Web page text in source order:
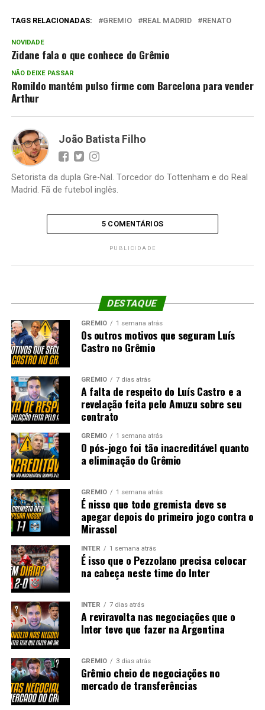
TAGS RELACIONADAS: GREMIO REAL MADRID RENATO
NOVIDADE
Zidane fala o que conhece do Grêmio
NÃO DEIXE PASSAR
Romildo mantém pulso firme com Barcelona para vender
Arthur
João Batista Filho
Setorista da dupla Gre-Nal. Torcedor do Tottenham e do Real
Madrid. Fã de futebol inglês.
5 COMENTÁRIOS
PUBLICIDADE
DESTAQUE
GRÊMIO 1 semana atrás
Os outros motivos que seguram Luís
Castro no Grêmio
GRÊMIO 7 dias atrás
A falta de respeito do Luís Castro e a
revelação feita pelo Amuzu sobre seu
contrato
GRÊMIO 1 semana atrás
O pós-jogo foi tão inacreditável quanto
a eliminação do Grêmio
GRÊMIO 1 semana atrás
É nisso que todo gremista deve se
apegar depois do primeiro jogo contra o
Mirassol
INTER 1 semana atrás
É isso que o Pezzolano precisa colocar
na cabeça neste time do Inter
INTER 7 dias atrás
A reviravolta nas negociações que o
Inter teve que fazer na Argentina
GRÊMIO 3 dias atrás
Grêmio cheio de negociações no
mercado de transferências